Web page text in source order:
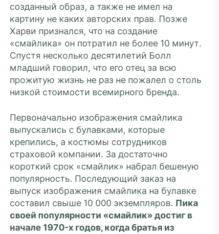
созданный образ, а также не имел на
картину не каких авторских прав. Позже
Харви признался, что на создание
«смайлика» он потратил не более 10 минут.
Спустя несколько десятилетий Болл
младший говорил, что его отец за всю
прожитую жизнь не раз не пожалел о столь
низкой стоимости всемирного бренда.
Первоначально изображения смайлика
выпускались с булавками, которые
крепились, а костюмы сотрудников
страховой компании. За достаточно
короткий срок «смайлик» набрал бешеную
популярность. Последующий заказ на
выпуск изображения смайлика на булавке
составил свыше 10 000 экземпляров. Пика
своей популярности «смайлик» достиг в
начале 1970-х годов, когда братья из